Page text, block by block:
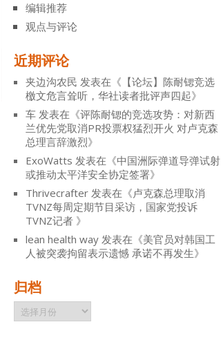
编辑推荐
观点与评论
近期评论
夹边沟农民 发表在《 【论坛】陈耐锶竞选
檄文危言耸听，华社读者批评声四起》
车 发表在《评陈耐锶的竞选攻势：对新西
兰优先党取消PR投票权猛烈开火 对卢克森
总理言辞激烈》
ExoWatts 发表在《中国洲际弹道导弹试射
或推动太平洋安全协定签署》
Thrivecrafter 发表在《卢克森总理取消
TVNZ每周定期节目采访，国家党投诉
TVNZ记者 》
lean health way 发表在《美官员对韩国工
人被突袭拘留表示遗憾 承诺不再发生》
归档
归
档